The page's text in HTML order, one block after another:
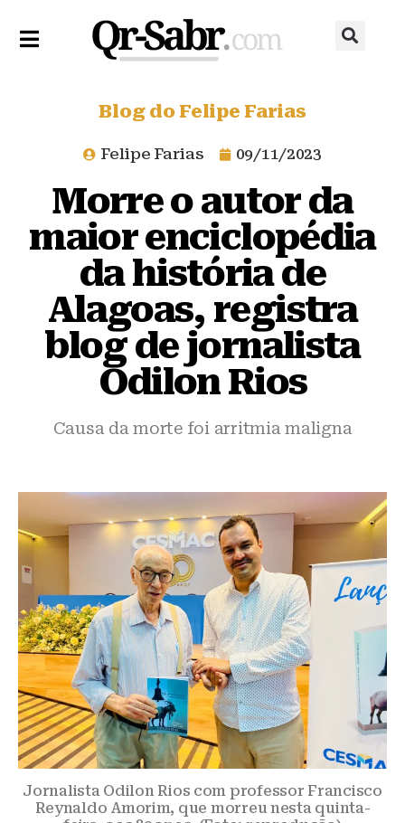
Blog do Felipe Farias
Felipe Farias 09/11/2023
Morre o autor da
maior enciclopédia
da história de
Alagoas, registra
blog de jornalista
Odilon Rios
Causa da morte foi arritmia maligna
Jornalista Odilon Rios com professor Francisco
Reynaldo Amorim, que morreu nesta quinta-